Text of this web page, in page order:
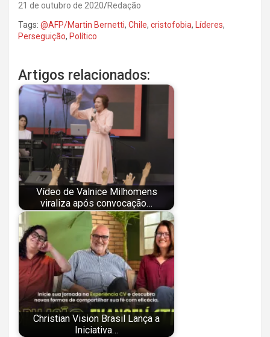
21 de outubro de 2020 Redação
Tags: @AFP/Martin Bernetti, Chile, cristofobia, Líderes,
Perseguição, Político
Artigos relacionados:
Vídeo de Valnice Milhomens
viraliza após convocação…
Christian Vision Brasil Lança a
Iniciativa…